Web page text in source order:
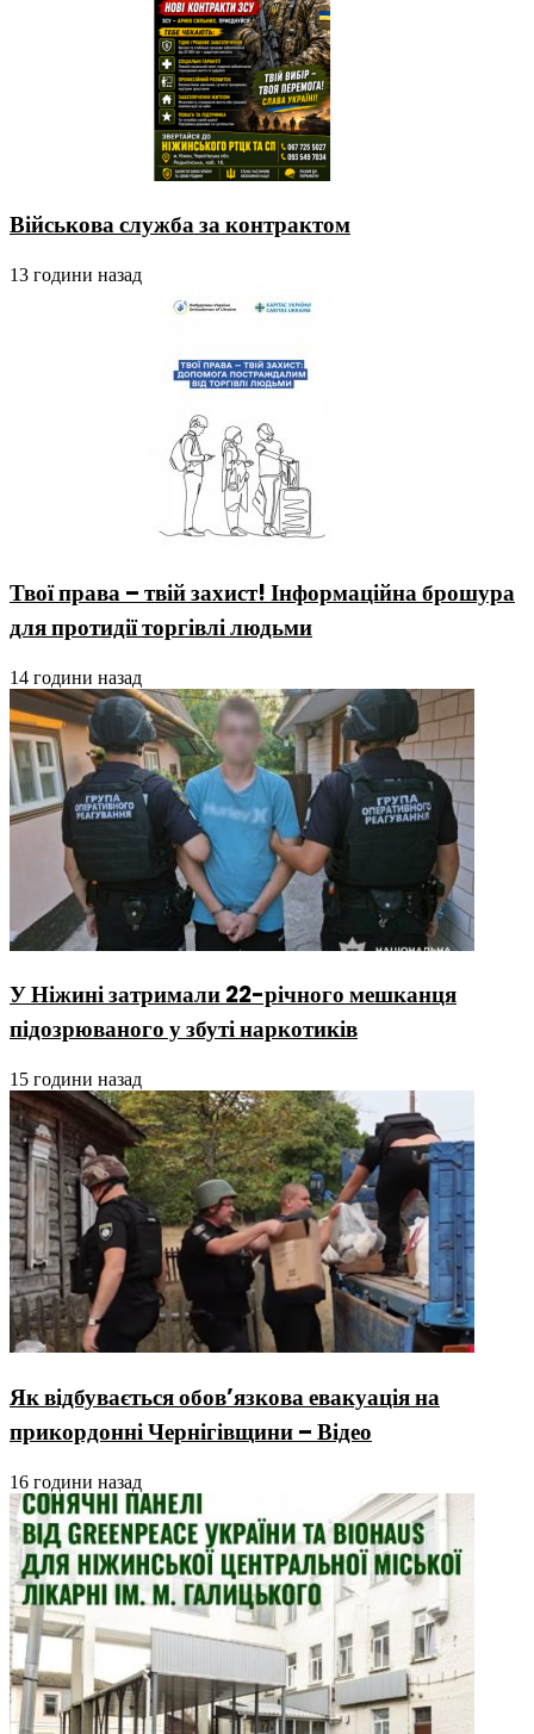
Військова служба за контрактом
13 години назад
Твої права – твій захист! Інформаційна брошура
для протидії торгівлі людьми
14 години назад
У Ніжині затримали 22-річного мешканця
підозрюваного у збуті наркотиків
15 години назад
Як відбувається обов’язкова евакуація на
прикордонні Чернігівщини – Відео
16 години назад